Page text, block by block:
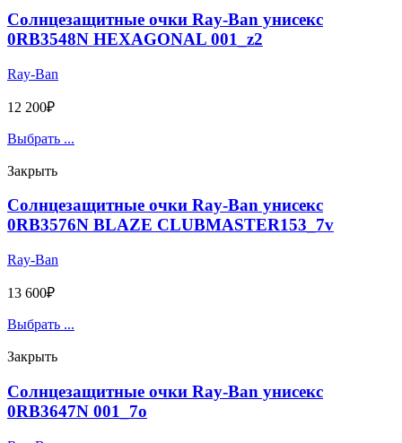
Солнцезащитные очки Ray-Ban унисекс
0RB3548N HEXAGONAL 001_z2
Ray-Ban
12 200₽
Выбрать ...
Закрыть
Солнцезащитные очки Ray-Ban унисекс
0RB3576N BLAZE CLUBMASTER153_7v
Ray-Ban
13 600₽
Выбрать ...
Закрыть
Солнцезащитные очки Ray-Ban унисекс
0RB3647N 001_7o